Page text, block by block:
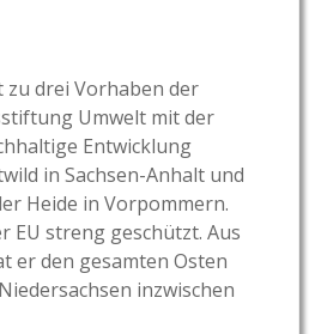
drei Vorhaben der
Umwelt mit der
Entwicklung
in Sachsen-Anhalt und
Heide in Vorpommern.
EU streng geschützt. Aus
er den gesamten Osten
inzwischen